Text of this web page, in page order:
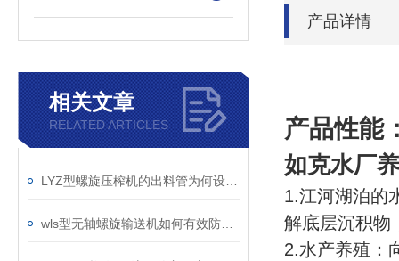
相关文章
RELATED ARTICLES
产品详情
产品性能
如克水厂
1.江河湖泊的
解底层沉积物
2.水产养殖：